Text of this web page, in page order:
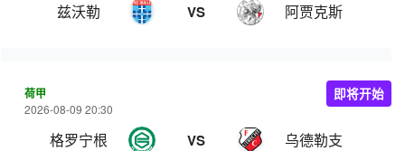
兹沃勒 VS 阿贾克斯
荷甲
2026-08-09 20:30
格罗宁根 VS 乌德勒支
即将开始